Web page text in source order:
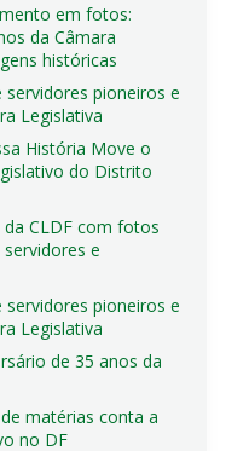
em fotos:
da Câmara
históricas
pioneiros e
Legislativa
História Move o
do Distrito
da CLDF com fotos
e
pioneiros e
Legislativa
de 35 anos da
matérias conta a
no DF